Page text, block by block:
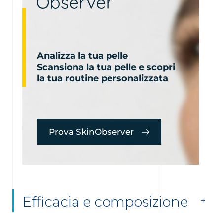
Analizza la tua pelle
Scansiona la tua pelle e scopri
la tua routine personalizzata
Prova SkinObserver
Efficacia e composizione